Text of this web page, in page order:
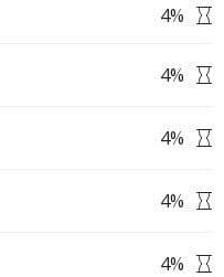
4%
4%
4%
4%
4%